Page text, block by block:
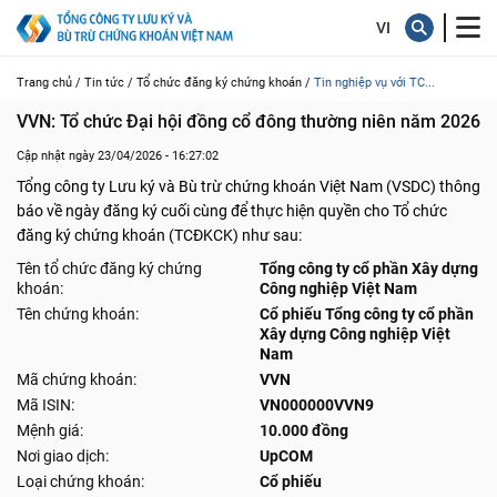
Trang chủ / Tin tức / Tổ chức đăng ký chứng khoán / Tin nghiệp vụ với TC...
VVN: Tổ chức Đại hội đồng cổ đông thường niên năm 2026
Cập nhật ngày 23/04/2026 - 16:27:02
Tổng công ty Lưu ký và Bù trừ chứng khoán Việt Nam (VSDC) thông
báo về ngày đăng ký cuối cùng để thực hiện quyền cho Tổ chức
đăng ký chứng khoán (TCĐKCK) như sau:
Tên tổ chức đăng ký chứng
khoán:
Tổng công ty cổ phần Xây dựng
Công nghiệp Việt Nam
Tên chứng khoán:
Cổ phiếu Tổng công ty cổ phần
Xây dựng Công nghiệp Việt
Nam
Mã chứng khoán:
VVN
Mã ISIN:
VN000000VVN9
Mệnh giá:
10.000 đồng
Nơi giao dịch:
UpCOM
Loại chứng khoán:
Cổ phiếu